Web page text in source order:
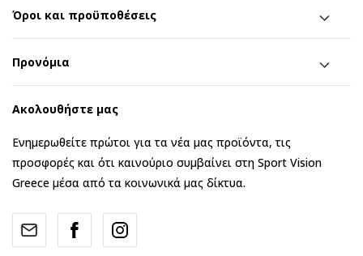
Όροι και προϋποθέσεις
Προνόμια
Ακολουθήστε μας
Ενημερωθείτε πρώτοι για τα νέα μας προϊόντα, τις
προσφορές και ότι καινούριο συμβαίνει στη Sport Vision
Greece μέσα από τα κοινωνικά μας δίκτυα.